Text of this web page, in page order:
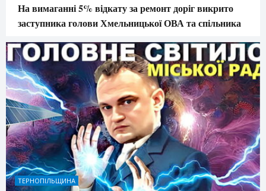
На вимаганні 5% відкату за ремонт доріг викрито
заступника голови Хмельницької ОВА та спільника
ТЕРНОПІЛЬЩИНА